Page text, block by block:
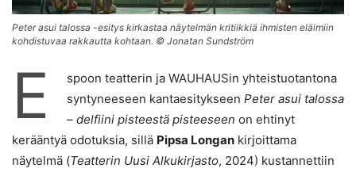
Peter asui talossa -esitys kirkastaa näytelmän kritiikkiä ihmisten eläimiin
kohdistuvaa rakkautta kohtaan. © Jonatan Sundström
E
spoon teatterin ja WAUHAUSin yhteistuotantona
syntyneeseen kantaesitykseen Peter asui talossa
– delfiini pisteestä pisteeseen on ehtinyt
kerääntyä odotuksia, sillä Pipsa Longan kirjoittama
näytelmä (Teatterin Uusi Alkukirjasto, 2024) kustannettiin